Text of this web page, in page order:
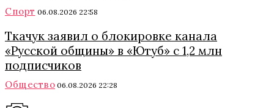
Спорт 06.08.2026 22:58
Ткачук заявил о блокировке канала
«Русской общины» в «Ютуб» с 1,2 млн
подписчиков
Общество 06.08.2026 22:28